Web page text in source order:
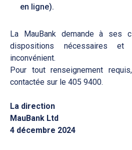
en ligne).
La MauBank demande à ses
dispositions nécessaires et
inconvénient.
Pour tout renseignement
contactée sur le 405 9400.
La direction
MauBank Ltd
4 décembre 2024